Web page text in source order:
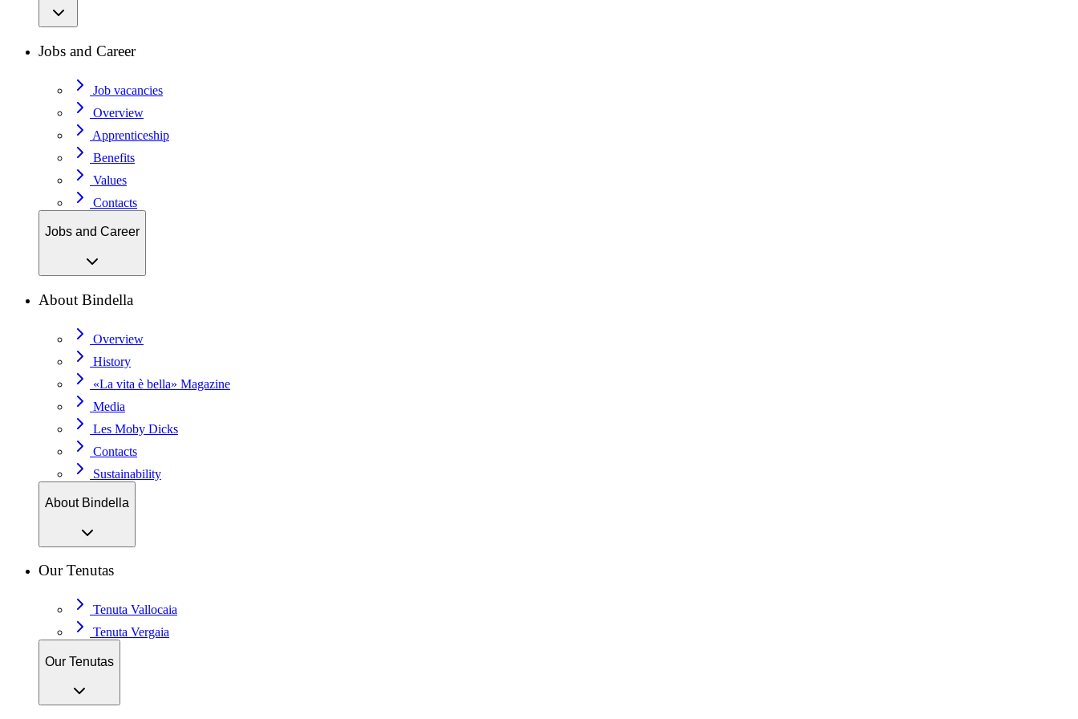
Jobs and Career
Job vacancies
Overview
Apprenticeship
Benefits
Values
Contacts
Jobs and Career
About Bindella
Overview
History
«La vita è bella» Magazine
Media
Les Moby Dicks
Contacts
Sustainability
About Bindella
Our Tenutas
Tenuta Vallocaia
Tenuta Vergaia
Our Tenutas